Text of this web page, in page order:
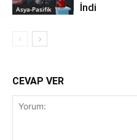
Asya-Pasifik
İndi
CEVAP VER